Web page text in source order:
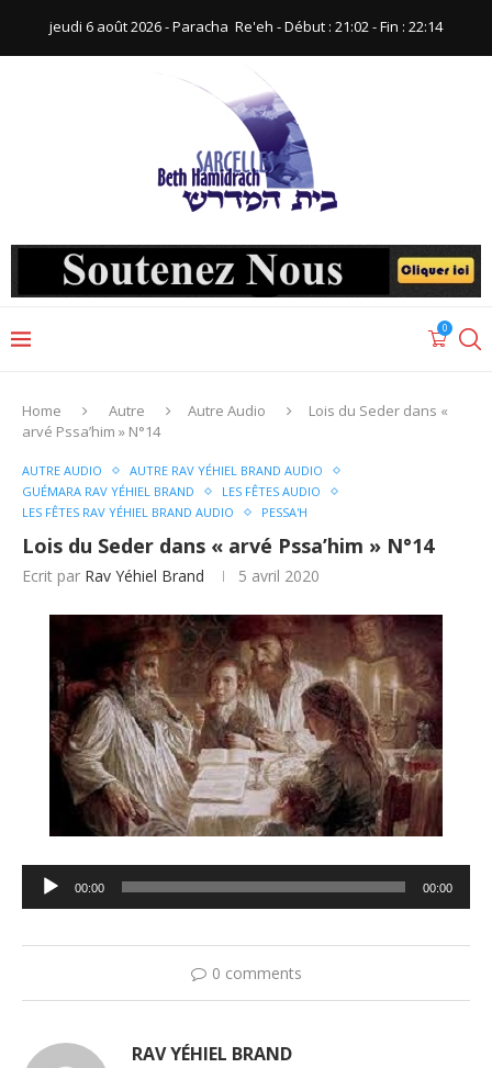
jeudi 6 août 2026 - Paracha ‪ Re'eh‬ - Début : 21:02‬ - Fin : ‪22:14‬
0
Home Autre Autre Audio
Lois du Seder dans «
arvé Pssa’him » N°14
AUTRE AUDIO
AUTRE RAV YÉHIEL BRAND AUDIO
GUÉMARA RAV YÉHIEL BRAND
LES FÊTES AUDIO
LES FÊTES RAV YÉHIEL BRAND AUDIO
PESSA'H
Lois du Seder dans « arvé Pssa’him » N°14
Ecrit par Rav Yéhiel Brand 5 avril 2020
Lecteur
audio
00:00 00:00
0 comments
RAV YÉHIEL BRAND